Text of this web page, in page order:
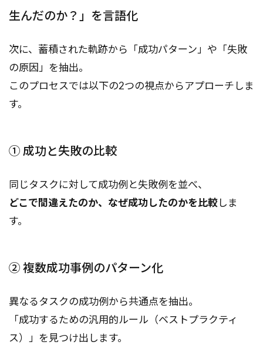
生んだのか？」を言語化
次に、蓄積された軌跡から「成功パターン」や「失敗
の原因」を抽出。
このプロセスでは以下の2つの視点からアプローチしま
す。
① 成功と失敗の比較
同じタスクに対して成功例と失敗例を並べ、
どこで間違えたのか、なぜ成功したのかを比較しま
す。
② 複数成功事例のパターン化
異なるタスクの成功例から共通点を抽出。
「成功するための汎用的ルール（ベストプラクティ
ス）」を見つけ出します。